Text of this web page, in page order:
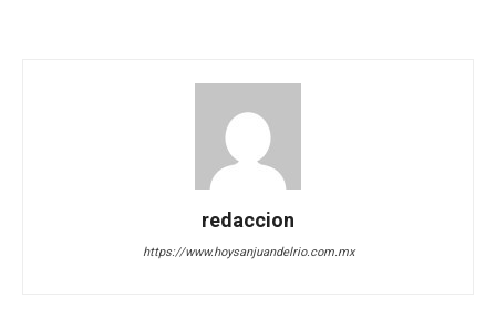
redaccion
https://www.hoysanjuandelrio.com.mx